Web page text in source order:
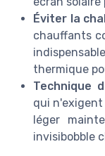
Éviter la
chauffants
thermique
Technique
qui n'exigent
léger
invisibobble